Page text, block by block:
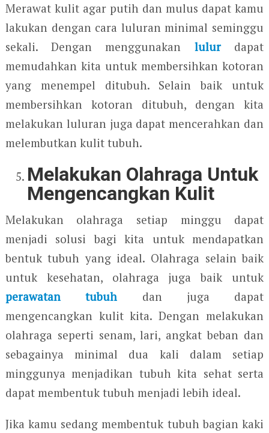
Merawat kulit agar putih dan mulus dapat kamu
lakukan dengan cara luluran minimal seminggu
sekali. Dengan menggunakan lulurdapat
memudahkan kita untuk membersihkan kotoran
yang menempel ditubuh. Selain baik untuk
membersihkan kotoran ditubuh, dengan kita
melakukan luluran juga dapat mencerahkan dan
melembutkan kulit tubuh.
Melakukan Olahraga Untuk
Mengencangkan Kulit
Melakukan olahraga setiap minggu dapat
menjadi solusi bagi kita untuk mendapatkan
bentuk tubuh yang ideal. Olahraga selain baik
untuk kesehatan, olahraga juga baik untuk
perawatan tubuh dan juga dapat
mengencangkan kulit kita. Dengan melakukan
olahraga seperti senam, lari, angkat beban dan
sebagainya minimal dua kali dalam setiap
minggunya menjadikan tubuh kita sehat serta
dapat membentuk tubuh menjadi lebih ideal.
Jika kamu sedang membentuk tubuh bagian kaki